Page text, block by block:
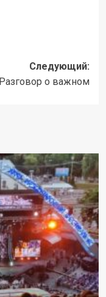
Следующий:
Разговор о важном